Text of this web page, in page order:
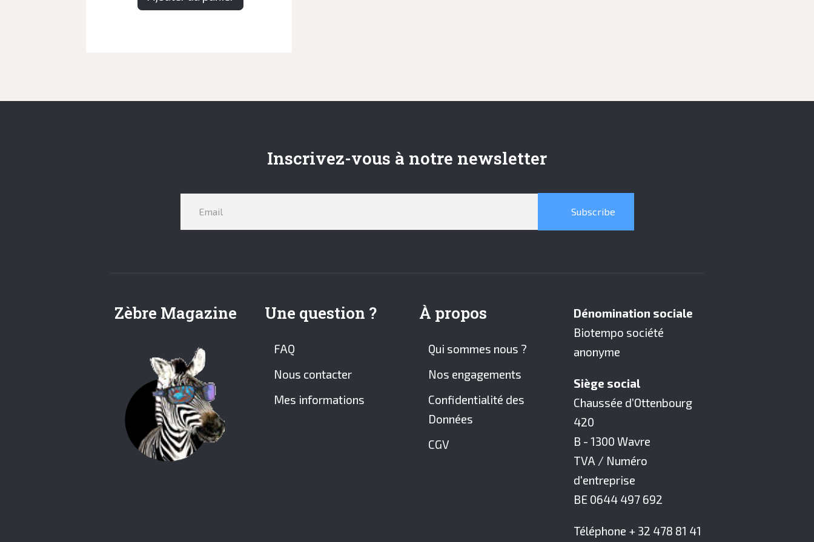
Inscrivez-vous à notre newsletter
Subscribe
Zèbre Magazine Une question ?
FAQ
Nous contacter
Mes informations
À propos
Qui sommes nous ?
Nos engagements
Confidentialité des
Données
CGV
Dénomination sociale
Biotempo société
anonyme
Siège social
Chaussée d’Ottenbourg
420
B - 1300 Wavre
TVA / Numéro
d'entreprise
BE 0644 497 692
Téléphone + 32 478 81 41